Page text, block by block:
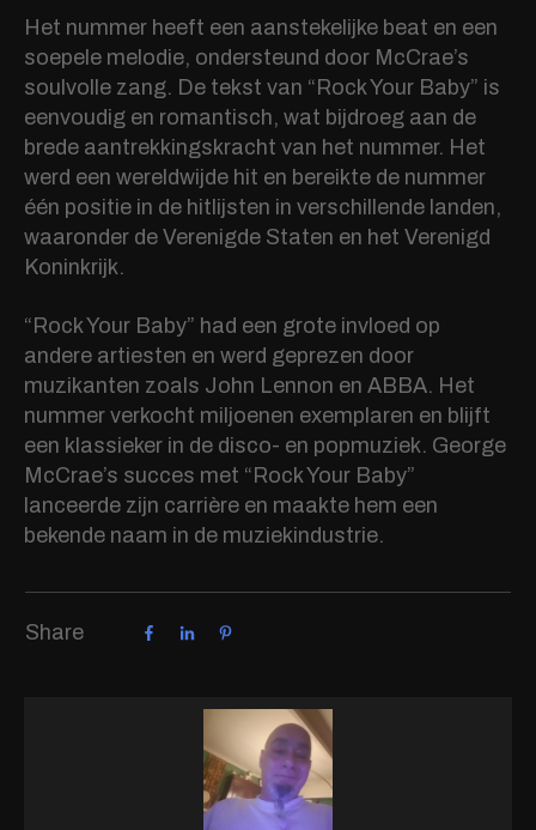
Het nummer heeft een aanstekelijke beat en een
soepele melodie, ondersteund door McCrae’s
soulvolle zang. De tekst van “Rock Your Baby” is
eenvoudig en romantisch, wat bijdroeg aan de
brede aantrekkingskracht van het nummer. Het
werd een wereldwijde hit en bereikte de nummer
één positie in de hitlijsten in verschillende landen,
waaronder de Verenigde Staten en het Verenigd
Koninkrijk.
“Rock Your Baby” had een grote invloed op
andere artiesten en werd geprezen door
muzikanten zoals John Lennon en ABBA. Het
nummer verkocht miljoenen exemplaren en blijft
een klassieker in de disco- en popmuziek. George
McCrae’s succes met “Rock Your Baby”
lanceerde zijn carrière en maakte hem een
bekende naam in de muziekindustrie.
Share